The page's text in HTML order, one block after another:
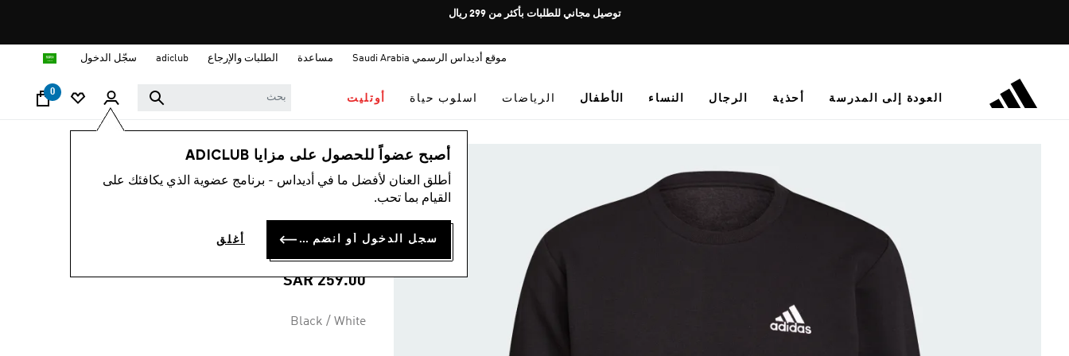
Pause
rotation
توصيل مجاني للطلبات بأكثر من 299 ريال
موقع أديداس الرسمي Saudi Arabia مساعدة الطلبات والإرجاع adiclub سجّل الدخول
العودة إلى المدرسة أحذية الرجال النساء الأطفال الرياضات اسلوب حياة أوتليت
0
أصبح عضواً للحصول على مزايا ADICLUB
أطلق العنان لأفضل ما في أديداس - برنامج عضوية الذي يكافئك على
القيام بما تحب.
سجل الدخول أو انضم الآن أغلق
الرجال ملابس
التقييم
هو
4.7
4.7 (477)
كنزة ESSENTIALS
FLEECE
SAR 259.00
Black / White